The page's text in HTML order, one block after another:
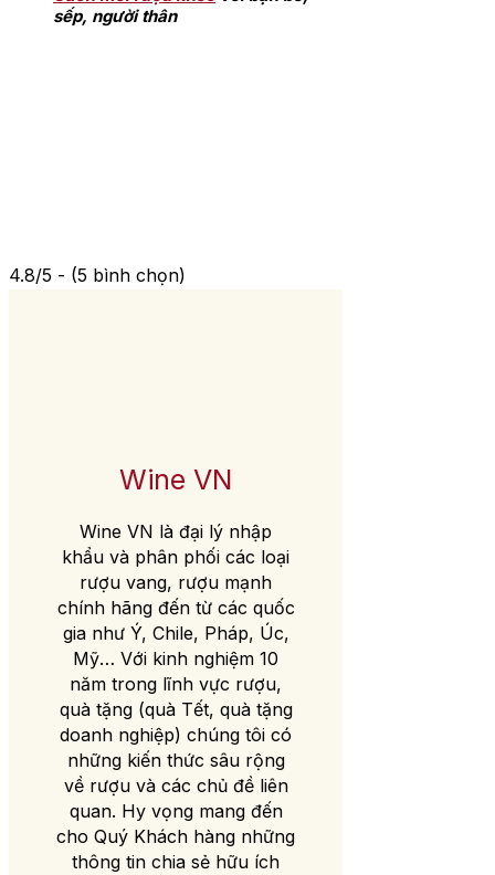
sếp, người thân
4.8/5 - (5 bình chọn)
Wine VN
Wine VN là đại lý nhập
khẩu và phân phối các loại
rượu vang, rượu mạnh
chính hãng đến từ các quốc
gia như Ý, Chile, Pháp, Úc,
Mỹ… Với kinh nghiệm 10
năm trong lĩnh vực rượu,
quà tặng (quà Tết, quà tặng
doanh nghiệp) chúng tôi có
những kiến thức sâu rộng
về rượu và các chủ đề liên
quan. Hy vọng mang đến
cho Quý Khách hàng những
thông tin chia sẻ hữu ích